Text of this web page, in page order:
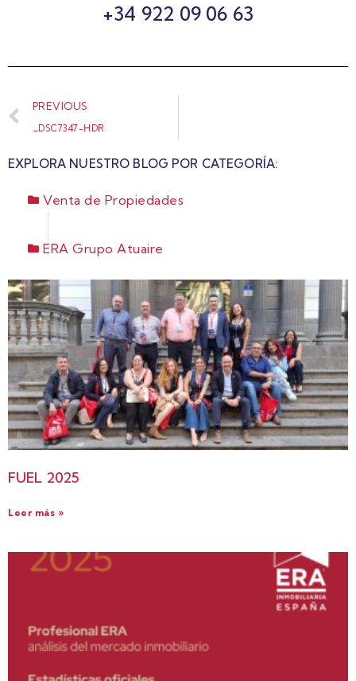
+34 922 09 06 63
PREVIOUS
_DSC7347-HDR
EXPLORA NUESTRO BLOG POR CATEGORÍA:
Venta de Propiedades
ERA Grupo Atuaire
FUEL 2025
Leer más »